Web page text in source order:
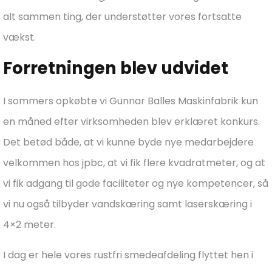
alt sammen ting, der understøtter vores fortsatte
vækst.
Forretningen blev udvidet
I sommers opkøbte vi Gunnar Balles Maskinfabrik kun
en måned efter virksomheden blev erklæret konkurs.
Det betød både, at vi kunne byde nye medarbejdere
velkommen hos jpbc, at vi fik flere kvadratmeter, og at
vi fik adgang til gode faciliteter og nye kompetencer, så
vi nu også tilbyder vandskæring samt laserskæring i
4×2 meter.
I dag er hele vores rustfri smedeafdeling flyttet hen i